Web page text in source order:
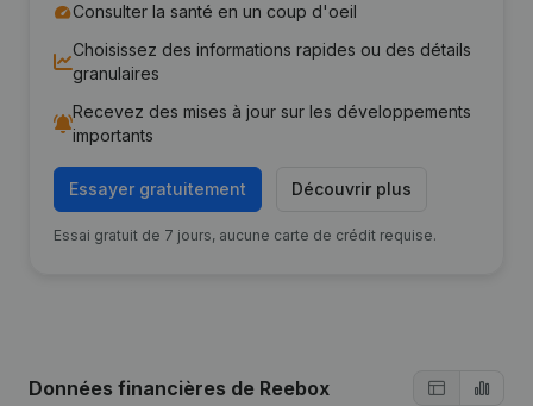
Consulter la santé en un coup d'oeil
Choisissez des informations rapides ou des détails
granulaires
Recevez des mises à jour sur les développements
importants
Essayer gratuitement Découvrir plus
Essai gratuit de 7 jours, aucune carte de crédit requise.
Données financières de Reebox